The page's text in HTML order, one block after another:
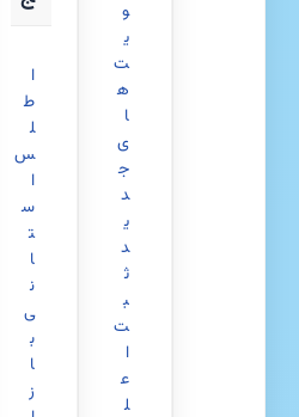
و
ی
ت‌
ه
ا
ی
ج
د
ی
د
ث
ب
ت
ا
ع
ل
ا
ط
ل
س
ا
س
ت
ا
ن
ی
ب
ا
ز